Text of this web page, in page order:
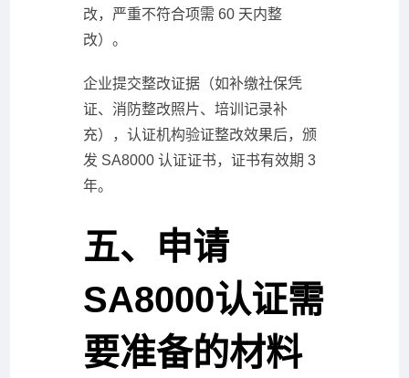
改，严重不符合项需 60 天内整
改）。
企业提交整改证据（如补缴社保凭
证、消防整改照片、培训记录补
充），认证机构验证整改效果后，颁
发 SA8000 认证证书，证书有效期 3
年。
五、申请
SA8000认证需
要准备的材料